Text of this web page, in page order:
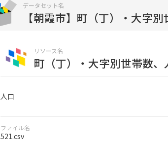
データセット名
【朝霞市】町（丁）・大字
リソース名
町（丁）・大字別世帯数、
人口
ファイル名
521.csv